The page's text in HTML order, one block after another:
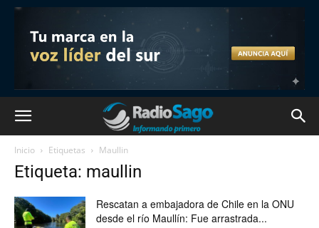
Inicio Etiquetas Maullin
Etiqueta: maullin
Rescatan a embajadora de Chile en la ONU
desde el río Maullín: Fue arrastrada...